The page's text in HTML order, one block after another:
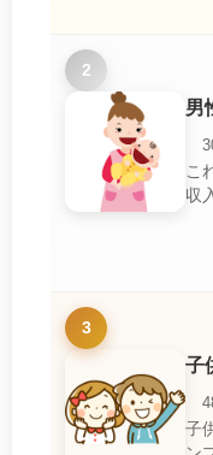
2
男
こ
収
れ
3
子
子